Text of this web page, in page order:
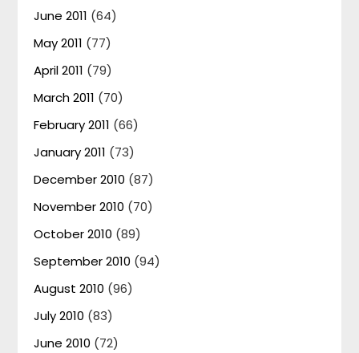
June 2011 (64)
May 2011 (77)
April 2011 (79)
March 2011 (70)
February 2011 (66)
January 2011 (73)
December 2010 (87)
November 2010 (70)
October 2010 (89)
September 2010 (94)
August 2010 (96)
July 2010 (83)
June 2010 (72)